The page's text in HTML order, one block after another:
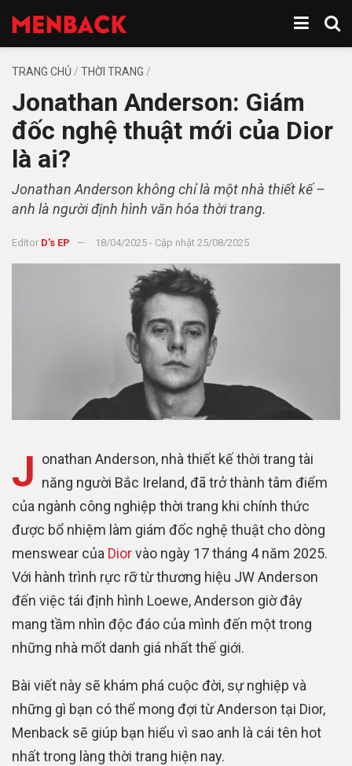
TRANG CHỦ / THỜI TRANG /
Jonathan Anderson: Giám
đốc nghệ thuật mới của Dior
là ai?
Jonathan Anderson không chỉ là một nhà thiết kế –
anh là người định hình văn hóa thời trang.
Editor D's EP 18/04/2025 - Cập nhật 25/08/2025
J onathan Anderson, nhà thiết kế thời trang tài
năng người Bắc Ireland, đã trở thành tâm điểm
của ngành công nghiệp thời trang khi chính thức
được bổ nhiệm làm giám đốc nghệ thuật cho dòng
menswear của Diorvào ngày 17 tháng 4 năm 2025.
Với hành trình rực rỡ từ thương hiệu JW Anderson
đến việc tái định hình Loewe, Anderson giờ đây
mang tầm nhìn độc đáo của mình đến một trong
những nhà mốt danh giá nhất thế giới.
Bài viết này sẽ khám phá cuộc đời, sự nghiệp và
những gì bạn có thể mong đợi từ Anderson tại Dior,
Menback sẽ giúp bạn hiểu vì sao anh là cái tên hot
nhất trong làng thời trang hiện nay.